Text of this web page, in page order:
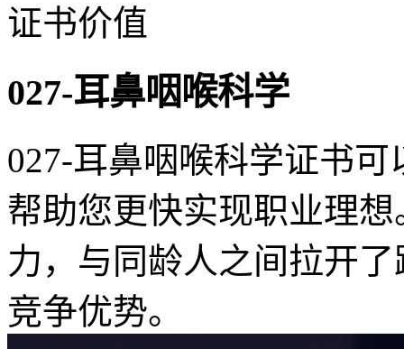
证书价值
027-耳鼻咽喉科学
027-耳鼻咽喉科学证书
帮助您更快实现职业理
力，与同龄人之间拉开
竞争优势。